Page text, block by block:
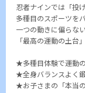
忍者ナインでは「投
多種目のスポーツを
一つの動きに偏らな
「最高の運動の土台
★多種目体験で運動
★全身バランスよく
★お子さまの「本当